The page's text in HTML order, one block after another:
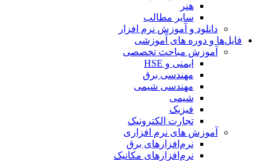
هنر
سایر مطالب
دانلود و آموزش نرم افزار
فایل‌ها و دوره های آموزشی
آموزش مباحث تخصصی
ایمنی و HSE
مهندسی برق
مهندسی شیمی
شیمی
فیزیک
تجارت الکترونیک
آموزش های نرم افزاری
نرم‌افزارهای برق
نرم‌افزارهای مکانیک